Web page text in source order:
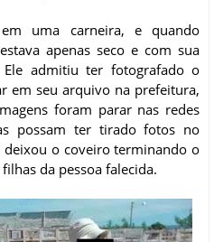
uma carneira, e quando
apenas seco e com sua
admitiu ter fotografado o
em seu arquivo na prefeitura,
foram parar nas redes
possam ter tirado fotos no
o coveiro terminando o
da pessoa falecida.